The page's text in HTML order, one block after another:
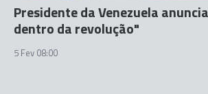
Presidente da Venezuela
dentro da revolução"
5 Fev 08:00